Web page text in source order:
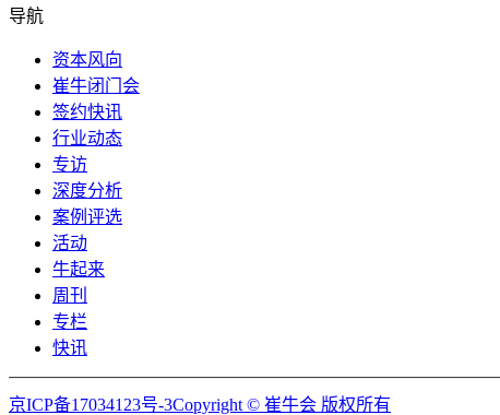
导航
资本风向
崔牛闭门会
签约快讯
行业动态
专访
深度分析
案例评选
活动
牛起来
周刊
专栏
快讯
京ICP备17034123号-3Copyright © 崔牛会 版权所有